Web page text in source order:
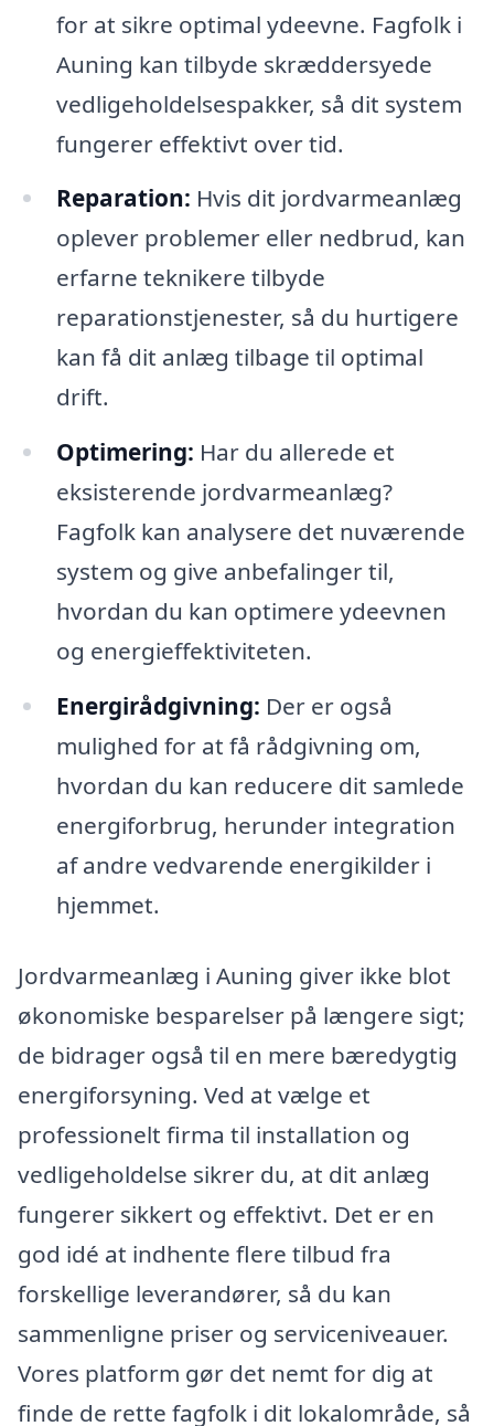
for at sikre optimal ydeevne. Fagfolk i
Auning kan tilbyde skræddersyede
vedligeholdelsespakker, så dit system
fungerer effektivt over tid.
Reparation: Hvis dit jordvarmeanlæg
oplever problemer eller nedbrud, kan
erfarne teknikere tilbyde
reparationstjenester, så du hurtigere
kan få dit anlæg tilbage til optimal
drift.
Optimering: Har du allerede et
eksisterende jordvarmeanlæg?
Fagfolk kan analysere det nuværende
system og give anbefalinger til,
hvordan du kan optimere ydeevnen
og energieffektiviteten.
Energirådgivning: Der er også
mulighed for at få rådgivning om,
hvordan du kan reducere dit samlede
energiforbrug, herunder integration
af andre vedvarende energikilder i
hjemmet.
Jordvarmeanlæg i Auning giver ikke blot
økonomiske besparelser på længere sigt;
de bidrager også til en mere bæredygtig
energiforsyning. Ved at vælge et
professionelt firma til installation og
vedligeholdelse sikrer du, at dit anlæg
fungerer sikkert og effektivt. Det er en
god idé at indhente flere tilbud fra
forskellige leverandører, så du kan
sammenligne priser og serviceniveauer.
Vores platform gør det nemt for dig at
finde de rette fagfolk i dit lokalområde, så